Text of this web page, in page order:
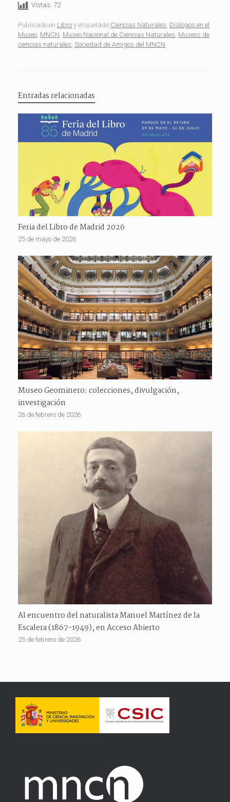
Vistas: 72
Publicado en Libro y etiquetado Ciencias Naturales, Diálogos en el
Museo, MNCN, Museo Nacional de Ciencias Naturales, Museos de
ciencias naturales, Sociedad de Amigos del MNCN.
Entradas relacionadas
Feria del Libro de Madrid 2026
25 de mayo de 2026
Museo Geominero: colecciones, divulgación,
investigación
26 de febrero de 2026
Al encuentro del naturalista Manuel Martínez de la
Escalera (1867-1949), en Acceso Abierto
25 de febrero de 2026